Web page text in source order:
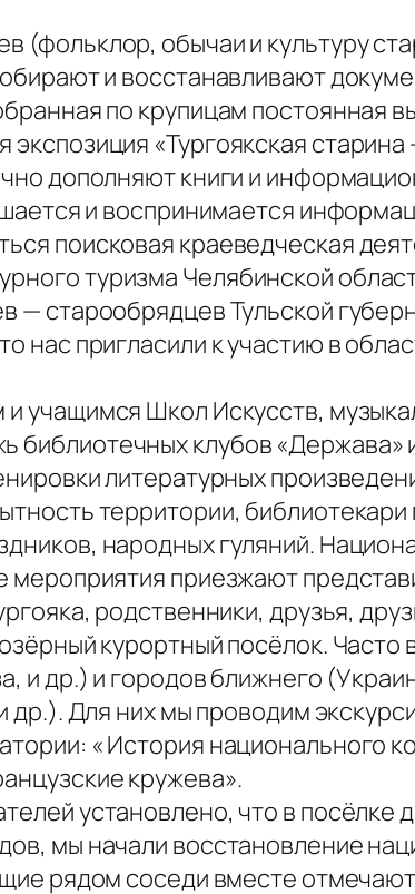
(фольклор, обычаи и культуру
и восстанавливают
по крупицам постоянная
«Тургоякская старина
дополняют книги и
и воспринимается
поисковая краеведческая
туризма Челябинской
— старообрядцев Тульской
нас пригласили к участию в
учащимся Школ Искусств,
клубов «Держава»
литературных
территории,
народных гуляний.
мероприятия приезжают
родственники, друзья,
курортный посёлок. Часто
и др.) и городов ближнего
Для них мы проводим
« История национального
кружева».
установлено, что в посёлке
мы начали восстановление
рядом соседи вместе